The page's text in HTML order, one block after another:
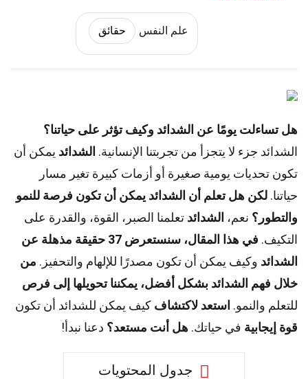
علم النفس حقائق
هل تساءلت يومًا عن الشدائد وكيف تؤثر على حياتنا؟
الشدائد جزء لا يتجزأ من تجربتنا الإنسانية. الشدائد يمكن أن
تكون تحديات يومية صغيرة أو أزمات كبيرة تغير مسار
حياتنا. لكن هل تعلم أن الشدائد يمكن أن تكون فرصة للنمو
والتطور؟ نعم، الشدائد تعلمنا الصبر، القوة، والقدرة على
التكيف.
في هذا المقال، سنستعرض 37 حقيقة مذهلة عن
الشدائد وكيف يمكن أن تكون مصدرًا للإلهام والتحفيز. من
خلال فهم الشدائد بشكل أفضل، يمكننا تحويلها إلى فرص
للتعلم والنمو. استعد لاكتشاف كيف يمكن للشدائد أن تكون
قوة إيجابية في حياتك. هل أنت مستعد؟ دعنا نبدأ!
جدول المحتويات